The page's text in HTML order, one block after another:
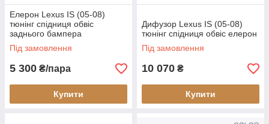
Елерон Lexus IS (05-08)
тюнінг спідниця обвіс
заднього бампера
Під замовлення
5 300 ₴/пара
Купити
Дифузор Lexus IS (05-08)
тюнінг спідниця обвіс елерон
Під замовлення
10 070 ₴
Купити